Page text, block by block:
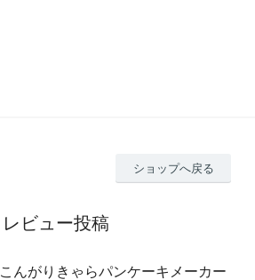
ショップへ戻る
レビュー投稿
こんがりきゃらパンケーキメーカー